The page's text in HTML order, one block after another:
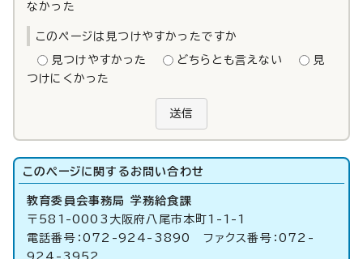
なかった
このページは見つけやすかったですか
見つけやすかった どちらとも言えない
見
つけにくかった
送信
このページに関する お問い合わせ
教育委員会事務局 学務給食課
〒581-0003大阪府八尾市本町1-1-1
電話番号：072-924-3890 ファクス番号：072-
924-3952